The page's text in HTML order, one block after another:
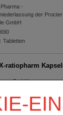
-
der
GmbH
Tabletten
ratiopharm
GmbH
Kapseln